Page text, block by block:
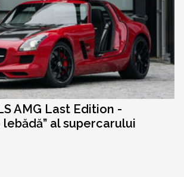
AMG Last Edition -
al supercarului